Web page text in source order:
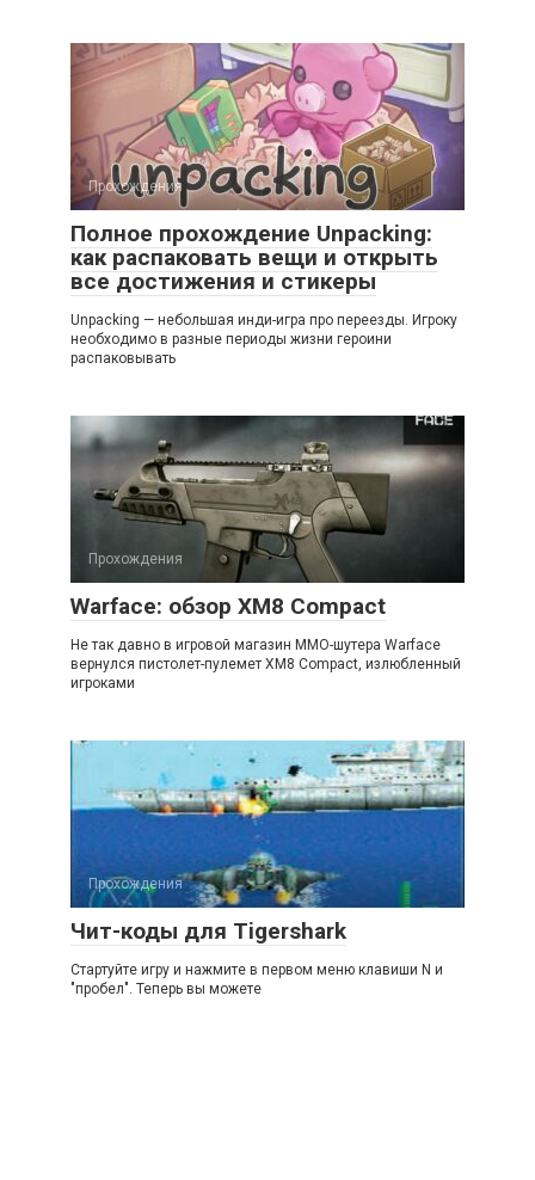
Прохождения
Полное прохождение Unpacking:
как распаковать вещи и открыть
все достижения и стикеры
Unpacking — небольшая инди-игра про переезды. Игроку
необходимо в разные периоды жизни героини
распаковывать
Прохождения
Warface: обзор XM8 Compact
Не так давно в игровой магазин MMO-шутера Warface
вернулся пистолет-пулемет XM8 Compact, излюбленный
игроками
Прохождения
Чит-коды для Tigershark
Стартуйте игру и нажмите в первом меню клавиши N и
"пробел". Теперь вы можете